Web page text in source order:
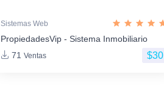
Sistemas Web
PropiedadesVip - Sistema Inmobiliario
71 Ventas $30